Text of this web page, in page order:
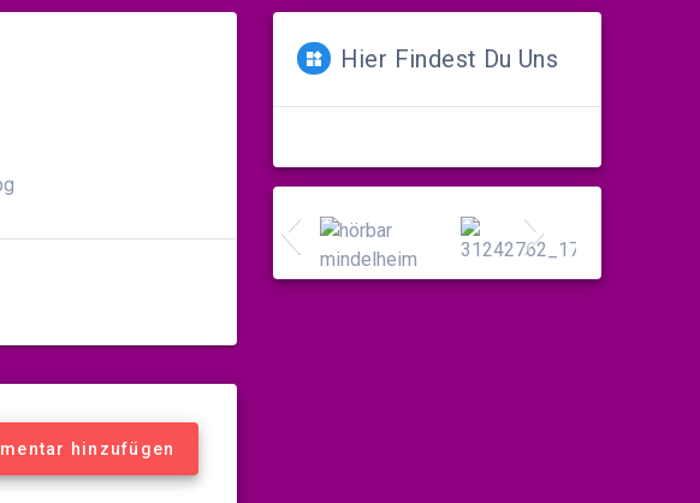
hinzufügen
Hier Findest Du Uns